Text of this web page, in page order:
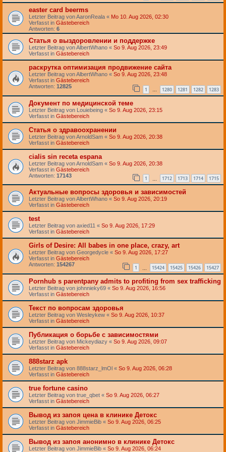
easter card beerms
Letzter Beitrag vonAaronReala « Mo 10. Aug 2026, 02:30
Verfasst in Gästebereich
Antworten: 6
Статья о выздоровлении и поддержке
Letzter Beitrag vonAlbertWhano « So 9. Aug 2026, 23:49
Verfasst in Gästebereich
раскрутка оптимизация продвижение сайта
Letzter Beitrag vonAlbertWhano « So 9. Aug 2026, 23:48
Verfasst in Gästebereich
Antworten: 12825 1 … 1280 1281 1282 1283
Документ по медицинской теме
Letzter Beitrag von Louiebeing « So 9. Aug 2026, 23:15
Verfasst in Gästebereich
Статья о здравоохранении
Letzter Beitrag vonArnoldSam « So 9. Aug 2026, 20:38
Verfasst in Gästebereich
cialis sin receta espana
Letzter Beitrag vonArnoldSam « So 9. Aug 2026, 20:38
Verfasst in Gästebereich
Antworten: 17143 1 1712 1713 1714 1715
Актуальные вопросы здоровья и зависимостей
Letzter Beitrag vonAlbertWhano « So 9. Aug 2026, 20:19
Verfasst in Gästebereich
test
Letzter Beitrag von axied11 « So 9. Aug 2026, 17:29
Verfasst in Gästebereich
Girls of Desire: All babes in one place, crazy, art
Letzter Beitrag von Georgedycle « So 9. Aug 2026, 17:27
Verfasst in Gästebereich
Antworten: 154267 1 15424 15425 15426 15427
Pornhub s parentpany admits to profiting from sex trafficking
Letzter Beitrag von johnnieky69 « So 9. Aug 2026, 16:56
Verfasst in Gästebereich
Текст по вопросам здоровья
Letzter Beitrag von Wesleykew « So 9. Aug 2026, 10:37
Verfasst in Gästebereich
Публикация о борьбе с зависимостями
Letzter Beitrag von Mickeydiazy « So 9. Aug 2026, 09:07
Verfasst in Gästebereich
888starz apk
Letzter Beitrag von 888starz_lmOl « So 9. Aug 2026, 06:28
Verfasst in Gästebereich
true fortune casino
Letzter Beitrag von true_qbet « So 9. Aug 2026, 06:27
Verfasst in Gästebereich
Вывод из запоя цена в клинике Детокс
Letzter Beitrag von JimmieBib « So 9. Aug 2026, 06:25
Verfasst in Gästebereich
Вывод из запоя анонимно в клинике Детокс
Letzter Beitrag von JimmieBib « So 9. Aug 2026, 06:24